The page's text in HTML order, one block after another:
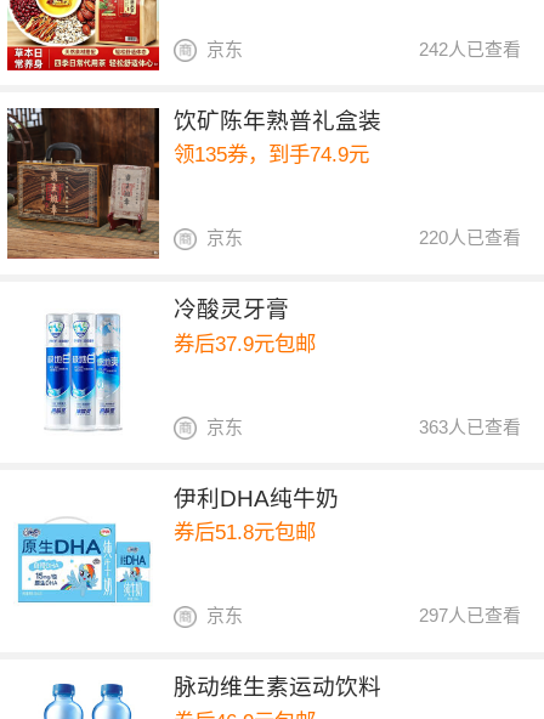
242人已查看
京东
饮矿陈年熟普礼盒装
领135券，到手74.9元
220人已查看
京东
冷酸灵牙膏
券后37.9元包邮
363人已查看
京东
伊利DHA纯牛奶
券后51.8元包邮
297人已查看
京东
脉动维生素运动饮料